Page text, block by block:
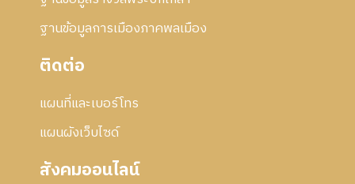
ฐานข้อมูลการเมืองภาคพลเมือง
ติดต่อ
แผนที่และเบอร์โทร
แผนผังเว็บไซด์
สังคมออนไลน์